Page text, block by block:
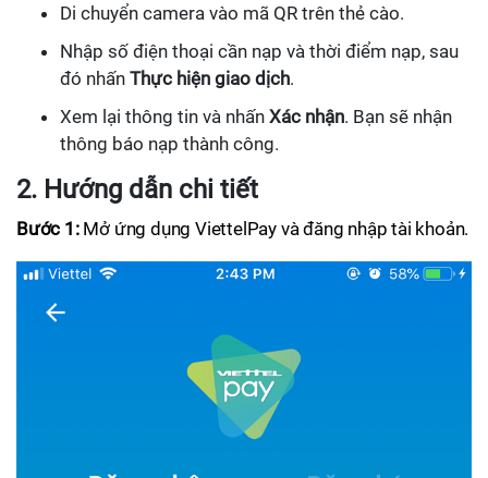
Di chuyển camera vào mã QR trên thẻ cào.
Nhập số điện thoại cần nạp và thời điểm nạp, sau
đó nhấn Thực hiện giao dịch.
Xem lại thông tin và nhấn Xác nhận. Bạn sẽ nhận
thông báo nạp thành công.
2. Hướng dẫn chi tiết
Bước 1:Mở ứng dụng ViettelPay và đăng nhập tài khoản.